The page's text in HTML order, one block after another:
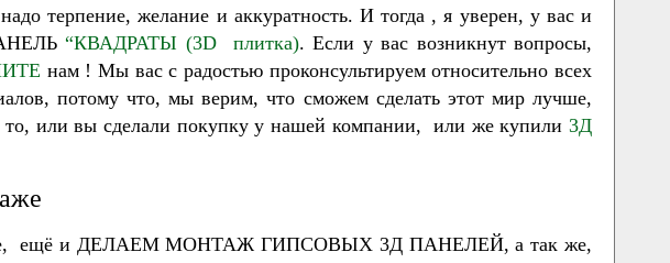
желание и аккуратность. И тогда , я уверен, у вас и
“КВАДРАТЫ (3D плитка). Если у вас возникнут вопросы,
нам ! Мы вас с радостью проконсультируем относительно всех
потому что, мы верим, что сможем сделать этот мир лучше,
или вы сделали покупку у нашей компании, или же купили 3Д
также, ещё и ДЕЛАЕМ МОНТАЖ ГИПСОВЫХ 3Д ПАНЕЛЕЙ, а так же,